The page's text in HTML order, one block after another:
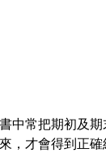
中常把期初及期
，才會得到正確